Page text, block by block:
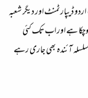
ڈیپارٹمنٹ اور دیگر شعبہ
ہے اور اب تک کئی
آئندہ بھی جاری رہے